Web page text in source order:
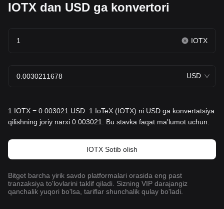
IOTX dan USD ga konvertori
IOTX
USD
1 IOTX = 0.003021 USD. 1 IoTeX (IOTX) ni USD ga konvertatsiya
qilishning joriy narxi 0.003021. Bu stavka faqat ma'lumot uchun.
IOTX Sotib olish
Bitget barcha yirik savdo platformalari orasida eng past
tranzaksiya to'lovlarini taklif qiladi. Sizning VIP darajangiz
qanchalik yuqori bo'lsa, tariflar shunchalik qulay bo'ladi.